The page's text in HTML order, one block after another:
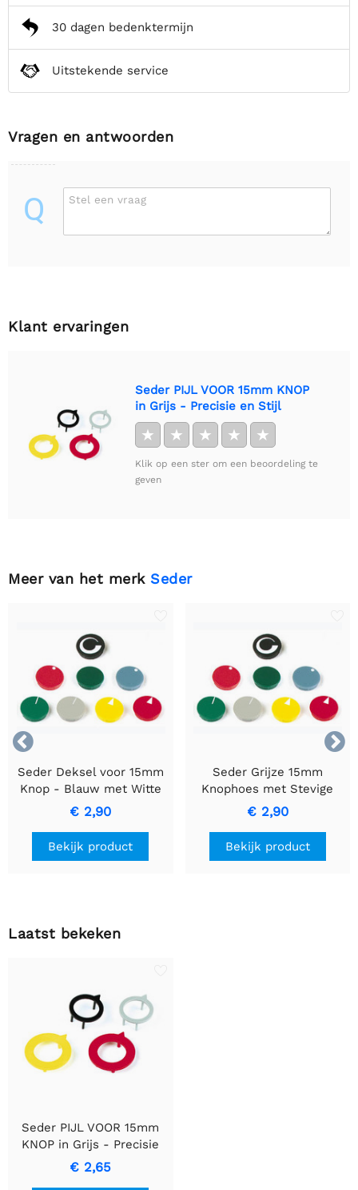
30 dagen bedenktermijn
Uitstekende service
Vragen en antwoorden
Q Stel een vraag
Klant ervaringen
Seder PIJL VOOR 15mm KNOP
in Grijs - Precisie en Stijl
★ ★ ★ ★ ★
Klik op een ster om een beoordeling te
geven
Meer van het merk Seder


Seder Deksel voor 15mm
Knop - Blauw met Witte
Lijn
€ 2,90
Bekijk product
Seder Grijze 15mm
Knophoes met Stevige
Grip en Duurzaamheid
€ 2,90
Bekijk product
Laatst bekeken
Seder PIJL VOOR 15mm
KNOP in Grijs - Precisie
en Stijl
€ 2,65